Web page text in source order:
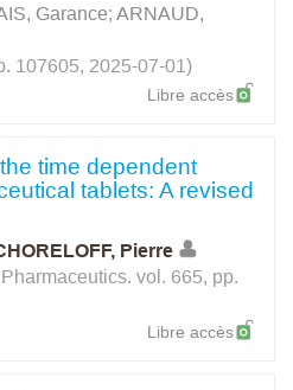
Garance; ARNAUD,
107605, 2025-07-01)
Libre accès
time dependent
tablets: A revised
Pierre
vol. 665, pp.
Libre accès